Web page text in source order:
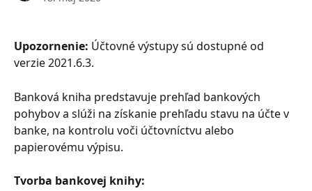
Upozornenie: Účtovné výstupy sú dostupné od
verzie 2021.6.3.
Banková kniha predstavuje prehľad bankových
pohybov a slúži na získanie prehľadu stavu na účte v
banke, na kontrolu voči účtovníctvu alebo
papierovému výpisu.
Tvorba bankovej knihy: